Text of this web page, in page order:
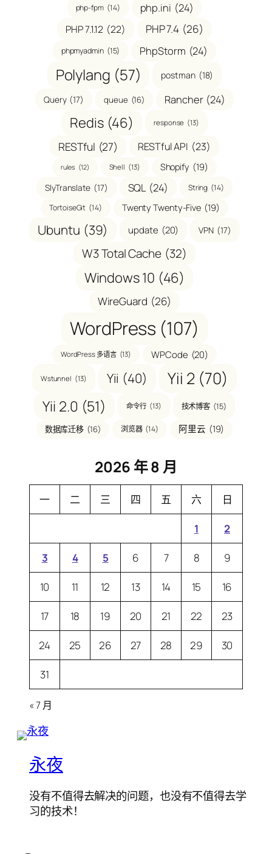
php-fpm (14) php.ini (24)
PHP 7.1.12 (22) PHP 7.4 (26)
phpmyadmin (15) PhpStorm (24)
Polylang (57) postman (18)
Query (17) queue (16) Rancher (24)
Redis (46) response (13)
RESTful (27) RESTful API (23)
rules (12) Shell (13) Shopify (19)
SlyTranslate (17) SQL (24) String (14)
TortoiseGit (14) Twenty Twenty-Five (19)
Ubuntu (39) update (20) VPN (17)
W3 Total Cache (32)
Windows 10 (46)
WireGuard (26)
WordPress (107)
WordPress 多语言 (13) WPCode (20)
Wstunnel (13) Yii (40) Yii 2 (70)
Yii 2.0 (51) 命令行 (13) 技术博客 (15)
数据库迁移 (16) 浏览器 (14) 阿里云 (19)
2026 年 8 月
一 二 三 四 五 六 日
1 2
3 4 5 6 7 8 9
10 11 12 13 14 15 16
17 18 19 20 21 22 23
24 25 26 27 28 29 30
31
« 7 月
永夜
没有不值得去解决的问题，也没有不值得去学
习的技术！